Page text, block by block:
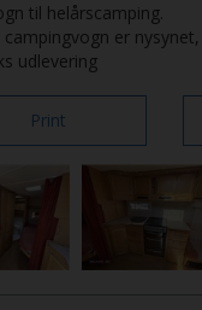
til helårscamping.
campingvogn er
udlevering
Print